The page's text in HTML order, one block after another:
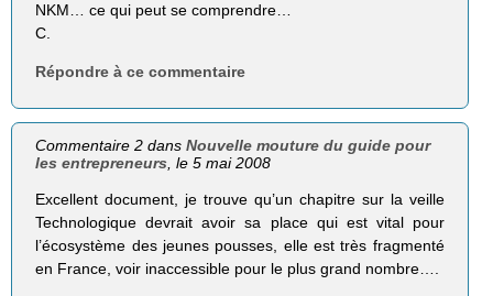
NKM… ce qui peut se comprendre…
C.
Répondre à ce commentaire
Commentaire 2 dansNouvelle mouture du guide pour
les entrepreneurs, le 5 mai 2008
Excellent document, je trouve qu’un chapitre sur la veille
Technologique devrait avoir sa place qui est vital pour
l’écosystème des jeunes pousses, elle est très fragmenté
en France, voir inaccessible pour le plus grand nombre….